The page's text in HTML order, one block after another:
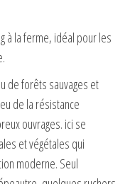
à la ferme, idéal pour les
de forêts sauvages et
de la résistance
ouvrages. ici se
et végétales qui
moderne. Seul